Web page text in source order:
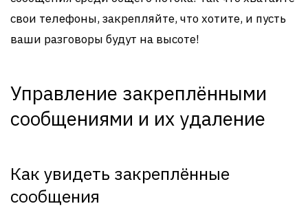
свои телефоны, закрепляйте, что хотите, и пусть
ваши разговоры будут на высоте!
Управление закреплёнными
сообщениями и их удаление
Как увидеть закреплённые
сообщения